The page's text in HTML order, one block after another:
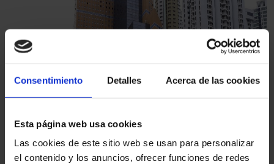
Consentimiento Detalles Acerca de las cookies
Esta página web usa cookies
Las cookies de este sitio web se usan para personalizar
el contenido y los anuncios, ofrecer funciones de redes